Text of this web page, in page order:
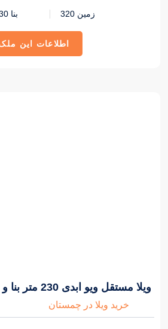
زمین 320 بنا 230
اطلاعات این ملک
ویلا مستقل ویو ابدی 230 متر بنا و 250 متر زمین
خرید ویلا در چمستان